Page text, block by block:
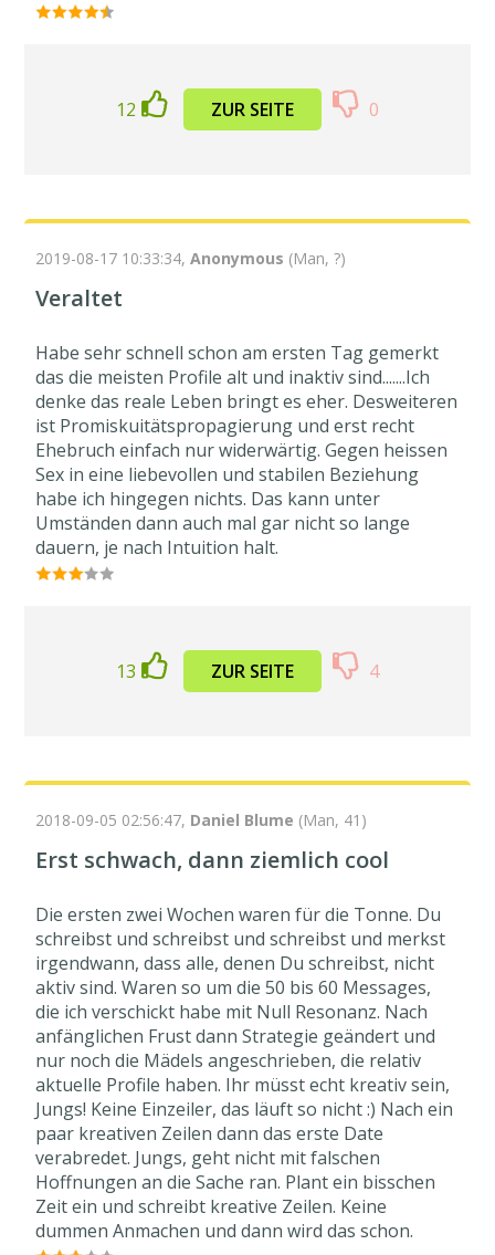
12 ZUR SEITE 0
2019-08-17 10:33:34,Anonymous (Man, ?)
Veraltet
Habe sehr schnell schon am ersten Tag gemerkt
das die meisten Profile alt und inaktiv sind.......Ich
denke das reale Leben bringt es eher. Desweiteren
ist Promiskuitätspropagierung und erst recht
Ehebruch einfach nur widerwärtig. Gegen heissen
Sex in eine liebevollen und stabilen Beziehung
habe ich hingegen nichts. Das kann unter
Umständen dann auch mal gar nicht so lange
dauern, je nach Intuition halt.
13 ZUR SEITE 4
2018-09-05 02:56:47, Daniel Blume (Man, 41)
Erst schwach, dann ziemlich cool
Die ersten zwei Wochen waren für die Tonne. Du
schreibst und schreibst und schreibst und merkst
irgendwann, dass alle, denen Du schreibst, nicht
aktiv sind. Waren so um die 50 bis 60 Messages,
die ich verschickt habe mit Null Resonanz. Nach
anfänglichen Frust dann Strategie geändert und
nur noch die Mädels angeschrieben, die relativ
aktuelle Profile haben. Ihr müsst echt kreativ sein,
Jungs! Keine Einzeiler, das läuft so nicht :) Nach ein
paar kreativen Zeilen dann das erste Date
verabredet. Jungs, geht nicht mit falschen
Hoffnungen an die Sache ran. Plant ein bisschen
Zeit ein und schreibt kreative Zeilen. Keine
dummen Anmachen und dann wird das schon.